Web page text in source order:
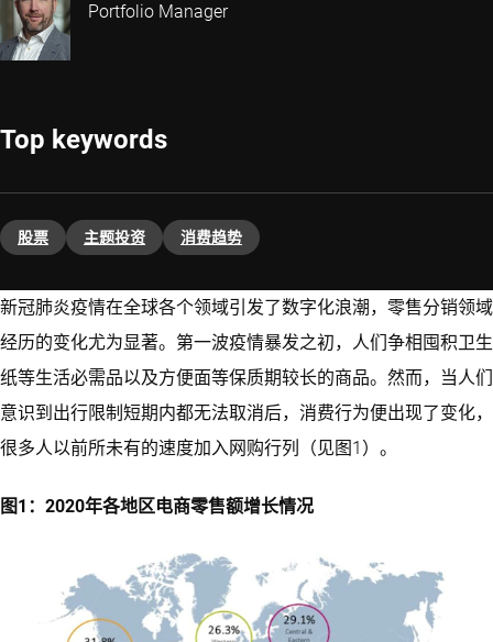
Portfolio Manager
Top keywords
股票 主题投资 消费趋势
新冠肺炎疫情在全球各个领域引发了数字化浪潮，零售分销领域
经历的变化尤为显著。第一波疫情暴发之初，人们争相囤积卫生
纸等生活必需品以及方便面等保质期较长的商品。然而，当人们
意识到出行限制短期内都无法取消后，消费行为便出现了变化，
很多人以前所未有的速度加入网购行列（见图1）。
图1：2020年各地区电商零售额增长情况